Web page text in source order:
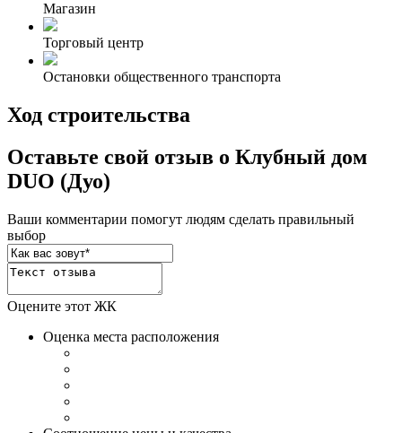
Магазин
Торговый центр
Остановки общественного транспорта
Ход строительства
Оставьте свой отзыв о Клубный дом
DUO (Дуо)
Ваши комментарии помогут людям сделать правильный
выбор
Оцените этот ЖК
Оценка места расположения